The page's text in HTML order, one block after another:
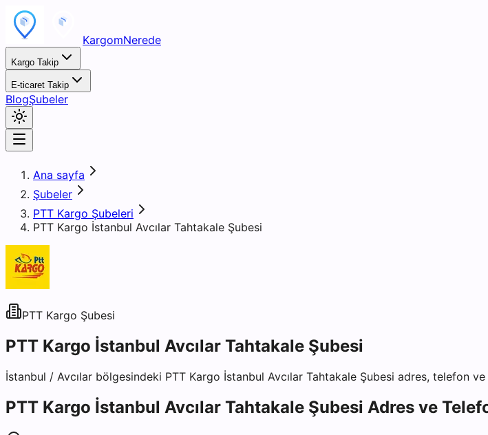
KargomNerede
Kargo Takip
E-ticaret Takip
BlogŞubeler
Ana sayfa
Şubeler
PTT Kargo Şubeleri
PTT Kargo İstanbul Avcılar Tahtakale Şubesi
PTT Kargo Şubesi
PTT Kargo İstanbul Avcılar Tahtakale Şubesi
İstanbul / Avcılar bölgesindeki PTT Kargo İstanbul Avcılar Tahtakale Şubesi adres, telefon
PTT Kargo İstanbul Avcılar Tahtakale Şubesi Adres ve